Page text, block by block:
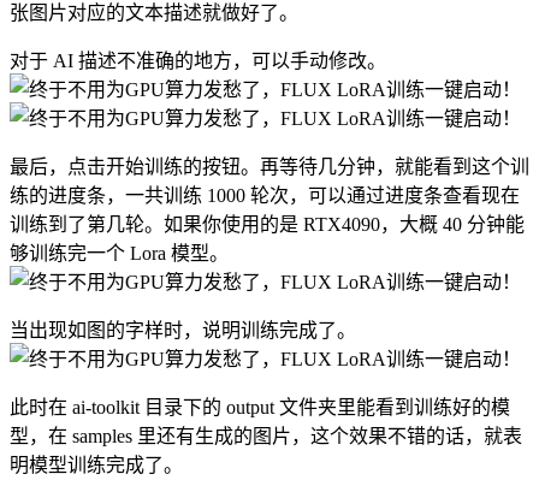
张图片对应的文本描述就做好了。
对于 AI 描述不准确的地方，可以手动修改。
最后，点击开始训练的按钮。再等待几分钟，就能看到这个训
练的进度条，一共训练 1000 轮次，可以通过进度条查看现在
训练到了第几轮。如果你使用的是 RTX4090，大概 40 分钟能
够训练完一个 Lora 模型。
当出现如图的字样时，说明训练完成了。
此时在 ai-toolkit 目录下的 output 文件夹里能看到训练好的模
型，在 samples 里还有生成的图片，这个效果不错的话，就表
明模型训练完成了。